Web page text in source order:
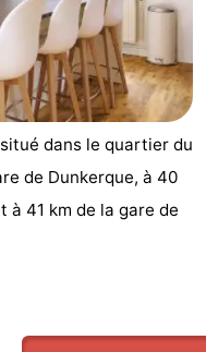
dans le quartier du
de Dunkerque, à 40
à 41 km de la gare de